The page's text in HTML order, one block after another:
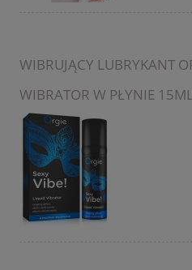
WIBRUJĄCY LUBRYKANT
WIBRATOR W PŁYNIE 15ML